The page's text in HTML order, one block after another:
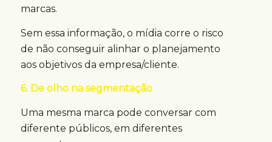
marcas.
Sem essa informação, o mídia corre o risco
de não conseguir alinhar o planejamento
aos objetivos da empresa/cliente.
6. De olho na segmentação
Uma mesma marca pode conversar com
diferente públicos, em diferentes